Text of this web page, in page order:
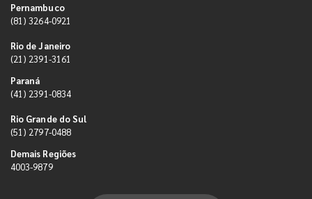
Pernambuco
(81) 3264-0921
Rio de Janeiro
(21) 2391-3161
Paraná
(41) 2391-0834
Rio Grande do Sul
(51) 2797-0488
Demais Regiões
4003-9879